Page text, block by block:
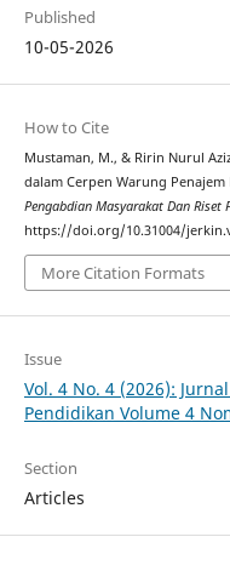
Published
10-05-2026
How to Cite
Mustaman, M., & Ririn Nurul
dalam Cerpen Warung
Pengabdian Masyarakat Dan Riset
https://doi.org/10.31004/
More Citation Formats
Issue
Vol. 4 No. 4 (2026):
Pendidikan Volume 4
Section
Articles